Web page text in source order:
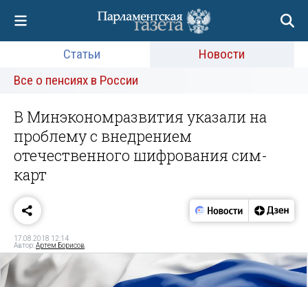
Статьи
Новости
Все о пенсиях в России
В Минэкономразвития указали на
проблему с внедрением
отечественного шифрования сим-
карт
17.08.2018 12:14
Автор:Артем Борисов